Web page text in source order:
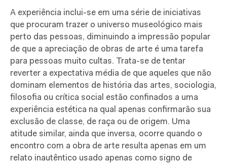
A experiência inclui-se em uma série de iniciativas
que procuram trazer o universo museológico mais
perto das pessoas, diminuindo a impressão popular
de que a apreciação de obras de arte é uma tarefa
para pessoas muito cultas. Trata-se de tentar
reverter a expectativa média de que aqueles que não
dominam elementos de história das artes, sociologia,
filosofia ou crítica social estão confinados a uma
experiência estética na qual apenas confirmarão sua
exclusão de classe, de raça ou de origem. Uma
atitude similar, ainda que inversa, ocorre quando o
encontro com a obra de arte resulta apenas em um
relato inautêntico usado apenas como signo de